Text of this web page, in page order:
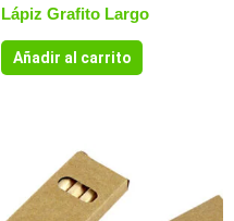
Lápiz Grafito Largo
Añadir al carrito